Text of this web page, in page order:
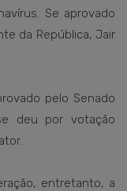
Se aprovado
da República, Jair
pelo Senado
deu por votação
entretanto, a